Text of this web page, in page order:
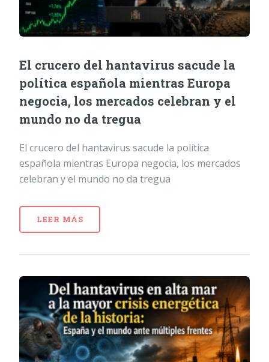
El crucero del hantavirus sacude la
política española mientras Europa
negocia, los mercados celebran y el
mundo no da tregua
El crucero del hantavirus sacude la política
española mientras Europa negocia, los mercados
celebran y el mundo no da tregua
LEER MÁS